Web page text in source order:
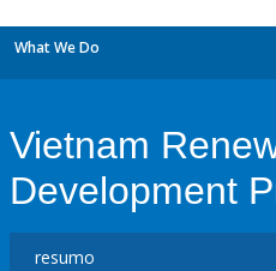
What We Do
Vietnam
Development